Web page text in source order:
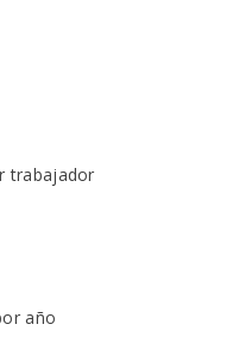
trabajador
año